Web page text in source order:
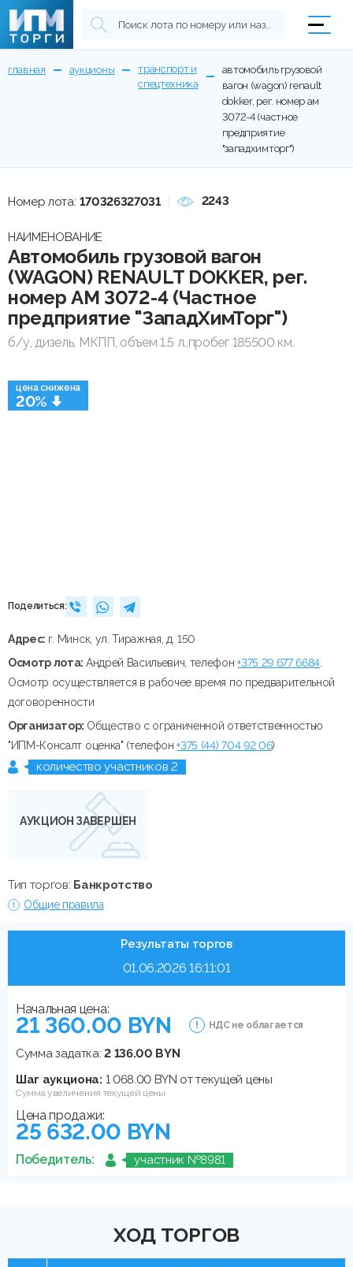
главная аукционы
транспорт и
спецтехника
автомобиль грузовой
вагон (wagon) renault
dokker, рег. номер ам
3072-4 (частное
предприятие
"западхимторг")
цена снижена
20%
Поделиться:
Номер лота: 170326327031 2243
НАИМЕНОВАНИЕ
Автомобиль грузовой вагон
(WAGON) RENAULT DOKKER, рег.
номер АМ 3072-4 (Частное
предприятие "ЗападХимТорг")
б/у, дизель, МКПП, объем 1.5 л.,пробег 185500 км.
Адрес: г. Минск, ул. Тиражная, д. 150
Осмотр лота: Андрей Васильевич, телефон+375 29 677 6684
Осмотр осуществляется в рабочее время по предварительной
договоренности
Организатор: Общество с ограниченной ответственностью
"ИПМ-Консалт оценка" (телефон+375 (44) 704 92 06)
количество участников 2
АУКЦИОН ЗАВЕРШЕН
Тип торгов: Банкротство
Общие правила
Результаты торгов
01.06.2026 16:11:01
Начальная цена:
21 360.00 BYN НДС не облагается
Сумма задатка:2 136.00 BYN
Шаг аукциона: 1 068.00 BYN от текущей цены
Сумма увеличения текущей цены
Цена продажи:
25 632.00 BYN
Победитель: участник №8981
ХОД ТОРГОВ